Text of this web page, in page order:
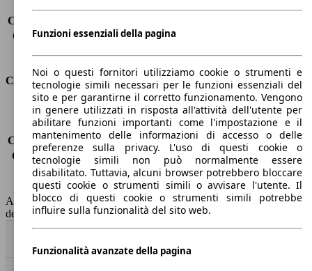
Capacità di traino (senza freni)
Capacità di traino (con freni)
1600 kg
Consumi
Emissioni di CO2*
-
Consumo (urbano)
-
Consumo (extra-urbano) -
Consumo (combinato)*
Classe di emissione
Euro 6
Capacità del serbatoio
58 l
AutoScout24 non si assume alcuna responsabilità per la correttezza
dei dati.
Funzioni essenziali della pagina
Noi o questi fornitori utilizziamo cookie o strumenti e
tecnologie simili necessari per le funzioni essenziali del
sito e per garantirne il corretto funzionamento. Vengono
in genere utilizzati in risposta all'attività dell'utente per
abilitare funzioni importanti come l'impostazione e il
mantenimento delle informazioni di accesso o delle
preferenze sulla privacy. L'uso di questi cookie o
tecnologie simili non può normalmente essere
disabilitato. Tuttavia, alcuni browser potrebbero bloccare
questi cookie o strumenti simili o avvisare l'utente. Il
blocco di questi cookie o strumenti simili potrebbe
influire sulla funzionalità del sito web.
Funzionalità avanzate della pagina